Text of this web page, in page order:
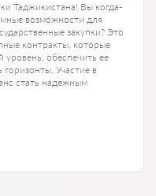
Таджикистана! Вы когда-
возможности для
закупки? Это
контракты, которые
обеспечить ее
Участие в
стать надежным